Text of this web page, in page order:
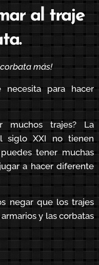
al traje
más!
para hacer
muchos trajes? La
siglo XXI no tienen
tener muchas
a hacer diferente
negar que los trajes
y las corbatas